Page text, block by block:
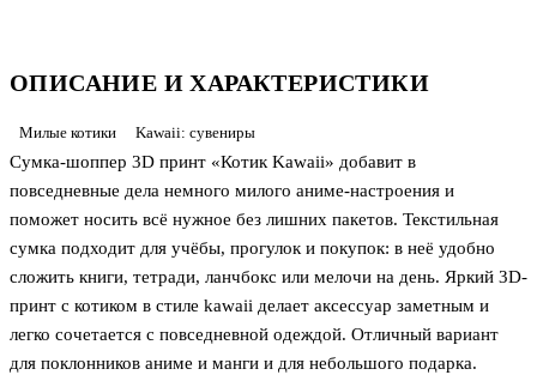
ОПИСАНИЕ И ХАРАКТЕРИСТИКИ
Милые котики Kawaii: сувениры
Сумка-шоппер 3D принт «Котик Kawaii» добавит в
повседневные дела немного милого аниме-настроения и
поможет носить всё нужное без лишних пакетов. Текстильная
сумка подходит для учёбы, прогулок и покупок: в неё удобно
сложить книги, тетради, ланчбокс или мелочи на день. Яркий 3D-
принт с котиком в стиле kawaii делает аксессуар заметным и
легко сочетается с повседневной одеждой. Отличный вариант
для поклонников аниме и манги и для небольшого подарка.